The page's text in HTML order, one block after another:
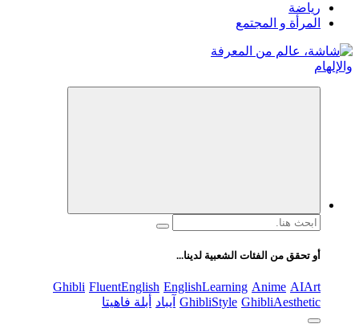
رياضة
المرأة و المجتمع
البحث
أو تحقق من الفئات الشعبية لدينا...
AIArt
Anime
EnglishLearning
FluentEnglish
Ghibli
GhibliAesthetic
GhibliStyle آيباد أبلة فاهيتا